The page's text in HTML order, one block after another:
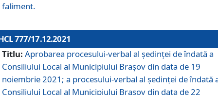
faliment.
777/17.12.2021
Titlu: Aprobarea procesului-verbal al şedinţei de îndată a
Consiliului Local al Municipiului Braşov din data de 19
noiembrie 2021; a procesului-verbal al şedinţei de îndată
Consiliului Local al Municipiului Braşov din data de 22